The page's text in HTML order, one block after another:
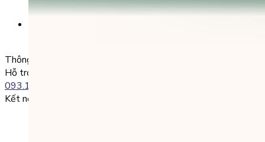
SĐT + Tên gói học (hoặc Tên Phụ huynh đăng ký)
Thông tin liên lạc
Hỗ trợ kỹ thuật:
093.120.8686
Kết nối với chúng tôi